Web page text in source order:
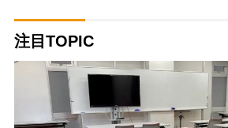
注目TOPIC